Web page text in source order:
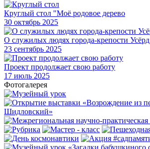
Круглый стол "Моё родовое дерево
30 октябрь 2025
О служилых людях города-крепости Усёрд
23 сентябрь 2025
Проект продолжает свою работу
17 июль 2025
Фотогалерея